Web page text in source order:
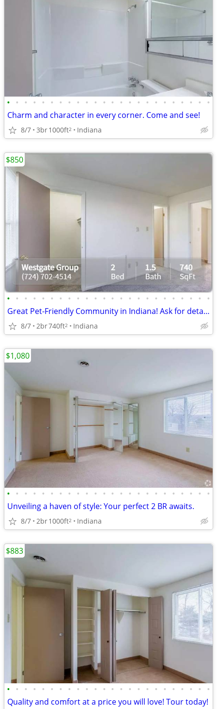
• • • • • • • • • • • • • • • • • • • • • • • •
Charm and character in every corner. Come and see!
8/7 3br1000ft2 Indiana
• • • • • • • • • • • • • • • • • • • • • • • •
Great Pet-Friendly Community in Indiana! Ask for details!
8/7 2br740ft2 Indiana
$850
• • • • • • • • • • • • • • • • • • • • • • • •
Unveiling a haven of style: Your perfect 2 BR awaits.
8/7 2br1000ft2 Indiana
$1,080
• • • • • • • • • • • • • • • • • • • • • • • •
Quality and comfort at a price you will love! Tour today!
$883